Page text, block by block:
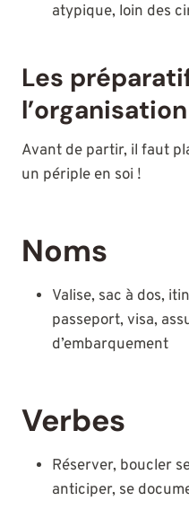
atypique, loin des
Les
l’organisation
Avant de partir, il faut
un périple en soi !
Noms
Valise, sac à dos,
passeport, visa,
d’embarquement
Verbes
Réserver, boucler
anticiper, se